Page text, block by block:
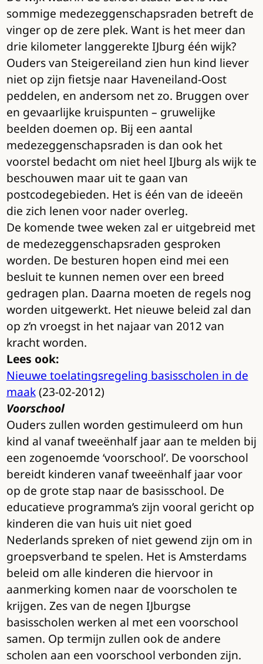
sommige medezeggenschapsraden betreft de
vinger op de zere plek. Want is het meer dan
drie kilometer langgerekte IJburg één wijk?
Ouders van Steigereiland zien hun kind liever
niet op zijn fietsje naar Haveneiland-Oost
peddelen, en andersom net zo. Bruggen over
en gevaarlijke kruispunten – gruwelijke
beelden doemen op. Bij een aantal
medezeggenschapsraden is dan ook het
voorstel bedacht om niet heel IJburg als wijk te
beschouwen maar uit te gaan van
postcodegebieden. Het is één van de ideeën
die zich lenen voor nader overleg.
De komende twee weken zal er uitgebreid met
de medezeggenschapsraden gesproken
worden. De besturen hopen eind mei een
besluit te kunnen nemen over een breed
gedragen plan. Daarna moeten de regels nog
worden uitgewerkt. Het nieuwe beleid zal dan
op z’n vroegst in het najaar van 2012 van
kracht worden.
Lees ook:
Nieuwe toelatingsregeling basisscholen in de
maak(23-02-2012)
Voorschool
Ouders zullen worden gestimuleerd om hun
kind al vanaf tweeënhalf jaar aan te melden bij
een zogenoemde ‘voorschool’. De voorschool
bereidt kinderen vanaf tweeënhalf jaar voor
op de grote stap naar de basisschool. De
educatieve programma’s zijn vooral gericht op
kinderen die van huis uit niet goed
Nederlands spreken of niet gewend zijn om in
groepsverband te spelen. Het is Amsterdams
beleid om alle kinderen die hiervoor in
aanmerking komen naar de voorscholen te
krijgen. Zes van de negen IJburgse
basisscholen werken al met een voorschool
samen. Op termijn zullen ook de andere
scholen aan een voorschool verbonden zijn.